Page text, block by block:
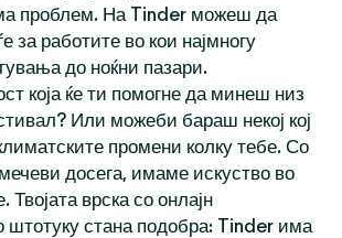
проблем. На Tinder можеш да
за работите во кои најмногу
до ноќни пазари.
која ќе ти помогне да минеш низ
Или можеби бараш некој кој
промени колку тебе. Со
досега, имаме искуство во
Твојата врска со онлајн
штотуку стана подобра: Tinder има